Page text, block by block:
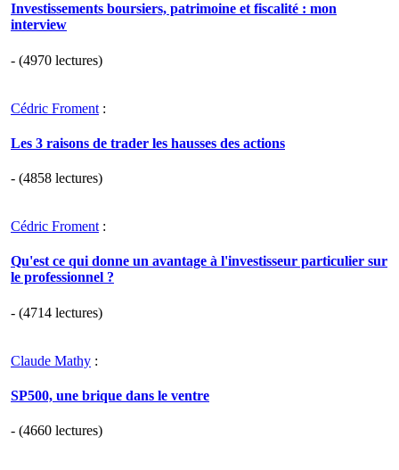
Investissements boursiers, patrimoine et fiscalité : mon
interview
- (4970 lectures)
Cédric Froment :
Les 3 raisons de trader les hausses des actions
- (4858 lectures)
Cédric Froment :
Qu'est ce qui donne un avantage à l'investisseur particulier sur
le professionnel ?
- (4714 lectures)
Claude Mathy :
SP500, une brique dans le ventre
- (4660 lectures)